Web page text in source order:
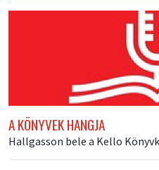
A KÖNYVEK HANGJA
Hallgasson bele a Kello